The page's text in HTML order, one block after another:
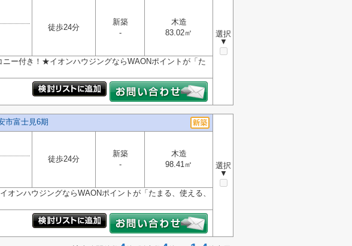
選択
▼
徒歩24分
新築
-
木造
83.02㎡
ー付き！★イオンハウジングならWAONポイントが「た
富士見6期
選択
▼
徒歩24分
新築
-
木造
98.41㎡
ンハウジングならWAONポイントが「たまる、使える、